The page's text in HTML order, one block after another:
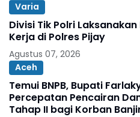
Varia
Divisi Tik Polri
Kerja di Polres Pijay
Agustus 07, 2026
Aceh
Temui BNPB, Bupati
Percepatan Pencairan
Tahap II bagi Korban